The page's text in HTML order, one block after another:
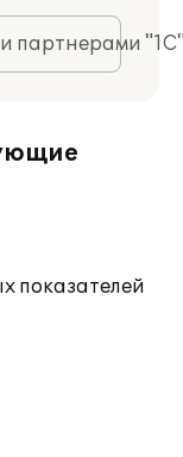
партнерами
показателей